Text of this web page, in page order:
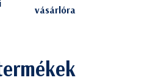
vásárlóra